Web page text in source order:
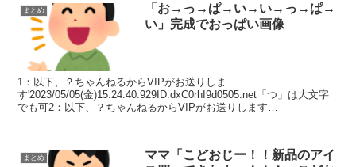
まとめ
「お→っ→ぱ→い→い→っ→ぱ→
い」完成でおっぱい画像
1：以下、？ちゃんねるからVIPがお送りしま
す'2023/05/05(金)15:24:40.929ID:dxC0rhI9d0505.net「つ」は大文字
でも可2：以下、？ちゃんねるからVIPがお送りします
まとめ
ママ「こどおじー！！新品のアイ